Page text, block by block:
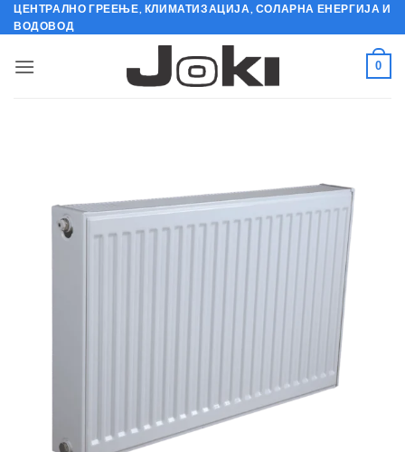
Skip
to
ЦЕНТРАЛНО ГРЕЕЊЕ, КЛИМАТИЗАЦИЈА, СОЛАРНА ЕНЕРГИЈА И
ВОДОВОД
0